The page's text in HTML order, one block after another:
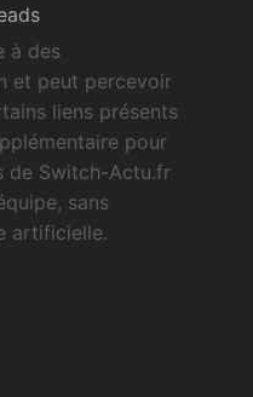
à des
et peut percevoir
liens présents
pour
de Switch-Actu.fr
sans
artificielle.